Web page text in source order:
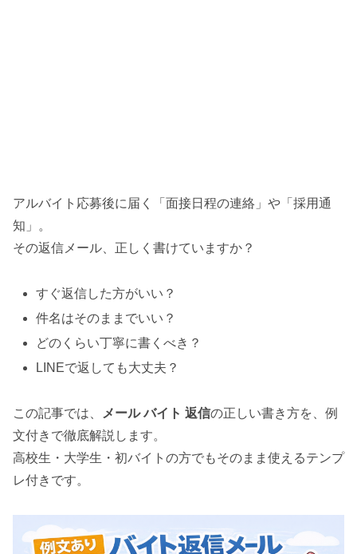
アルバイト応募後に届く「面接日程の連絡」や「採用通
知」。
その返信メール、正しく書けていますか？
すぐ返信した方がいい？
件名はそのままでいい？
どのくらい丁寧に書くべき？
LINEで返しても大丈夫？
この記事では、 メール バイト 返信の正しい書き方を、例
文付きで徹底解説します。
高校生・大学生・初バイトの方でもそのまま使えるテンプ
レ付きです。